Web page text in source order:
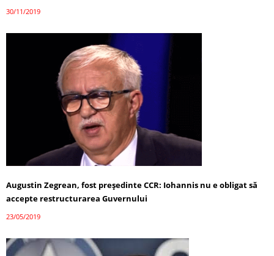
30/11/2019
Augustin Zegrean, fost preşedinte CCR: Iohannis nu e obligat să
accepte restructurarea Guvernului
23/05/2019